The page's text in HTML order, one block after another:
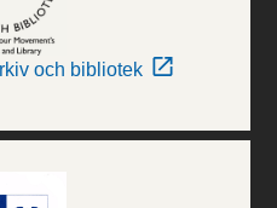
och bibliotek